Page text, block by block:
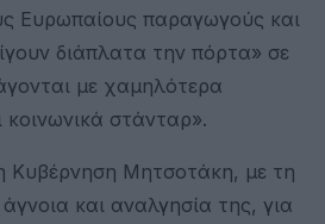
Ευρωπαίους παραγωγούς και
διάπλατα την πόρτα» σε
με χαμηλότερα
κοινωνικά στάνταρ».
Κυβέρνηση Μητσοτάκη, με τη
και αναλγησία της, για